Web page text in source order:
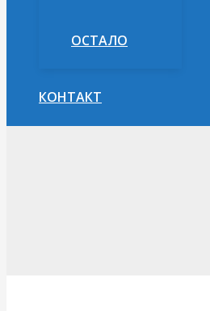
ОСТАЛО
КОНТАКТ